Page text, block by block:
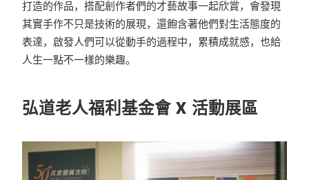
打造的作品，搭配創作者們的才藝故事一起欣賞，會發現
其實手作不只是技術的展現，還飽含著他們對生活態度的
表達，啟發人們可以從動手的過程中，累積成就感，也給
人生一點不一樣的樂趣。
弘道老人福利基金會 X 活動展區